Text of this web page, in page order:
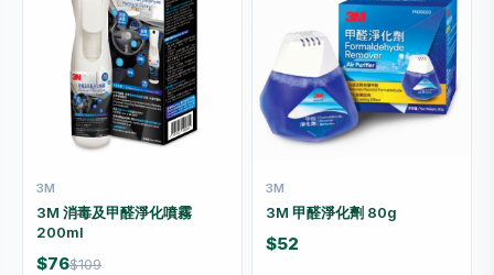
3M
3M 消毒及甲醛淨化噴霧
200ml
$76$109
3M
3M 甲醛淨化劑 80g
$52